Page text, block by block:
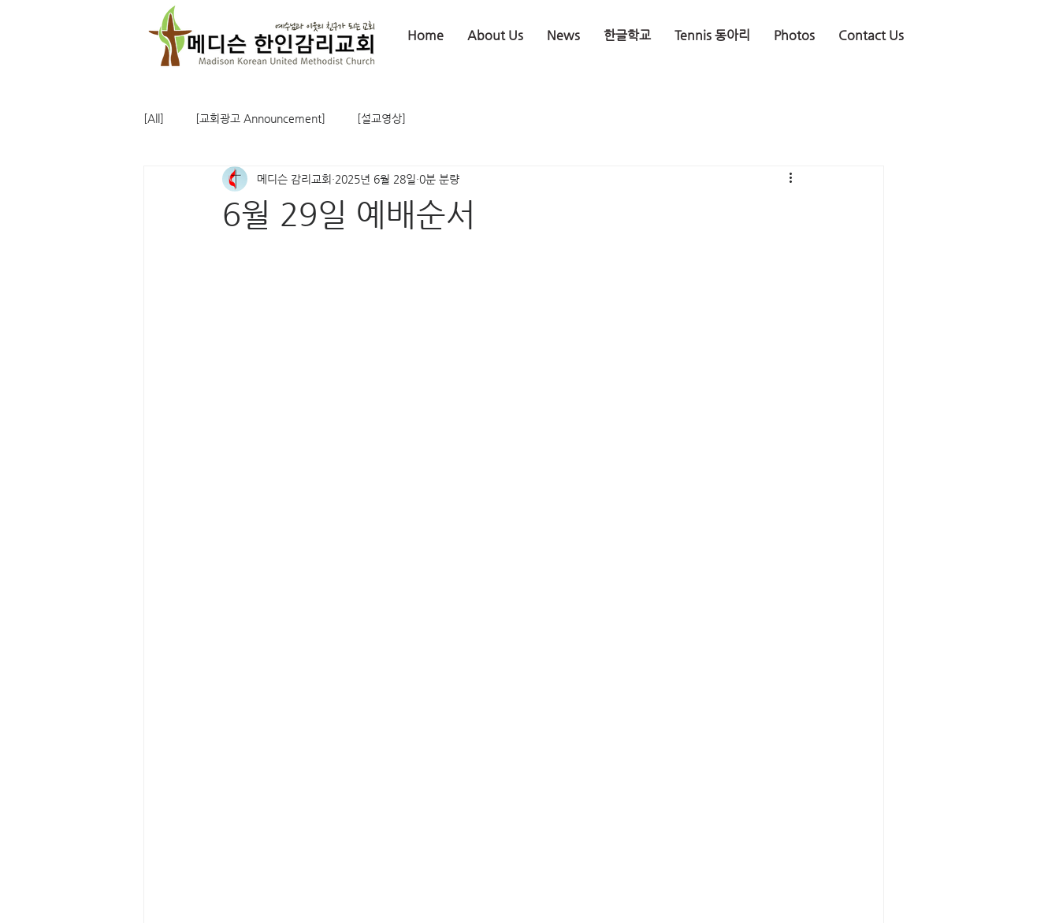
Home About Us News 한글학교 Tennis 동아리 Photos Contact Us
[All] [교회광고 Announcement] [설교영상]
6월 29일 예배순서
메디슨 감리교회 2025년 6월 28일 0분 분량